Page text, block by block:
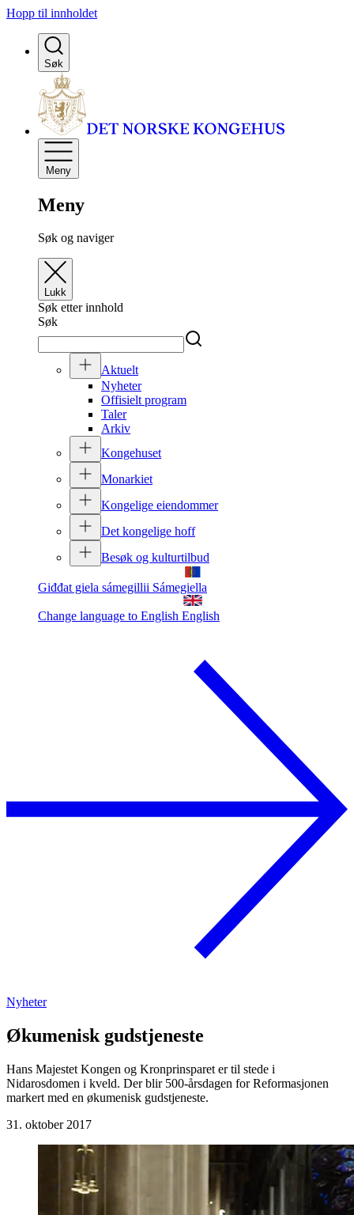
Hopp til innholdet
Søk
Meny
Meny
Søk og naviger
Lukk
Søk etter innhold
Søk
Aktuelt
Nyheter
Offisielt program
Taler
Arkiv
Kongehuset
Monarkiet
Kongelige eiendommer
Det kongelige hoff
Besøk og kulturtilbud
Giđđat giela sámegillii Sámegiella
Change language to English English
Nyheter
Økumenisk gudstjeneste
Hans Majestet Kongen og Kronprinsparet er til stede i
Nidarosdomen i kveld. Der blir 500-årsdagen for Reformasjonen
markert med en økumenisk gudstjeneste.
31. oktober 2017